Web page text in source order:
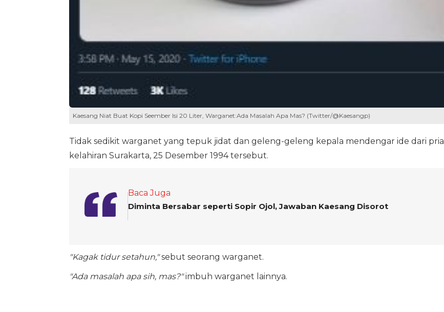
Kaesang Niat Buat Kopi Seember Isi 20 Liter, Warganet:Ada Masalah Apa Mas? (Twitter/@Kaesangp)
Tidak sedikit warganet yang tepuk jidat dan geleng-geleng kepala mendengar ide dari pria
kelahiran Surakarta, 25 Desember 1994 tersebut.
Baca Juga
Diminta Bersabar seperti Sopir Ojol, Jawaban Kaesang Disorot
"Kagak tidur setahun,"sebut seorang warganet.
"Ada masalah apa sih, mas?"imbuh warganet lainnya.